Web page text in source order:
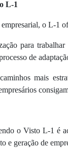
L-1
o L-1
para
de
mais
o Visto L-1 é
e geração de